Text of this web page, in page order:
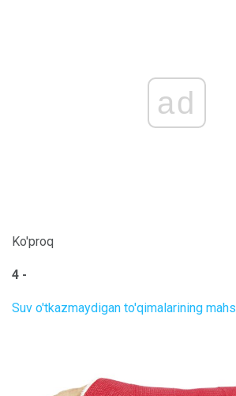
ad
Ko'proq
4 -
Suv o'tkazmaydigan to'qimalarining